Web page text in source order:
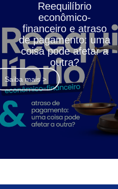
Reequilíbrio
econômico-
financeiro e atraso
de pagamento: uma
coisa pode afetar a
outra?
Saiba mais >